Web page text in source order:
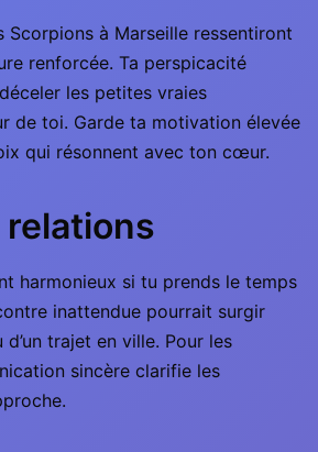
Scorpions à Marseille ressentiront
renforcée. Ta perspicacité
déceler les petites vraies
de toi. Garde ta motivation élevée
qui résonnent avec ton cœur.
harmonieux si tu prends le temps
inattendue pourrait surgir
d’un trajet en ville. Pour les
sincère clarifie les